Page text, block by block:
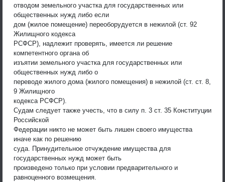
отводом земельного участка для государственных или
общественных нужд либо если
дом (жилое помещение) переоборудуется в нежилой (ст. 92
Жилищного кодекса
РСФСР), надлежит проверять, имеется ли решение
компетентного органа об
изъятии земельного участка для государственных или
общественных нужд либо о
переводе жилого дома (жилого помещения) в нежилой (ст. ст. 8,
9 Жилищного
кодекса РСФСР).
Судам следует также учесть, что в силу п. 3 ст. 35 Конституции
Российской
Федерации никто не может быть лишен своего имущества
иначе как по решению
суда. Принудительное отчуждение имущества для
государственных нужд может быть
произведено только при условии предварительного и
равноценного возмещения.